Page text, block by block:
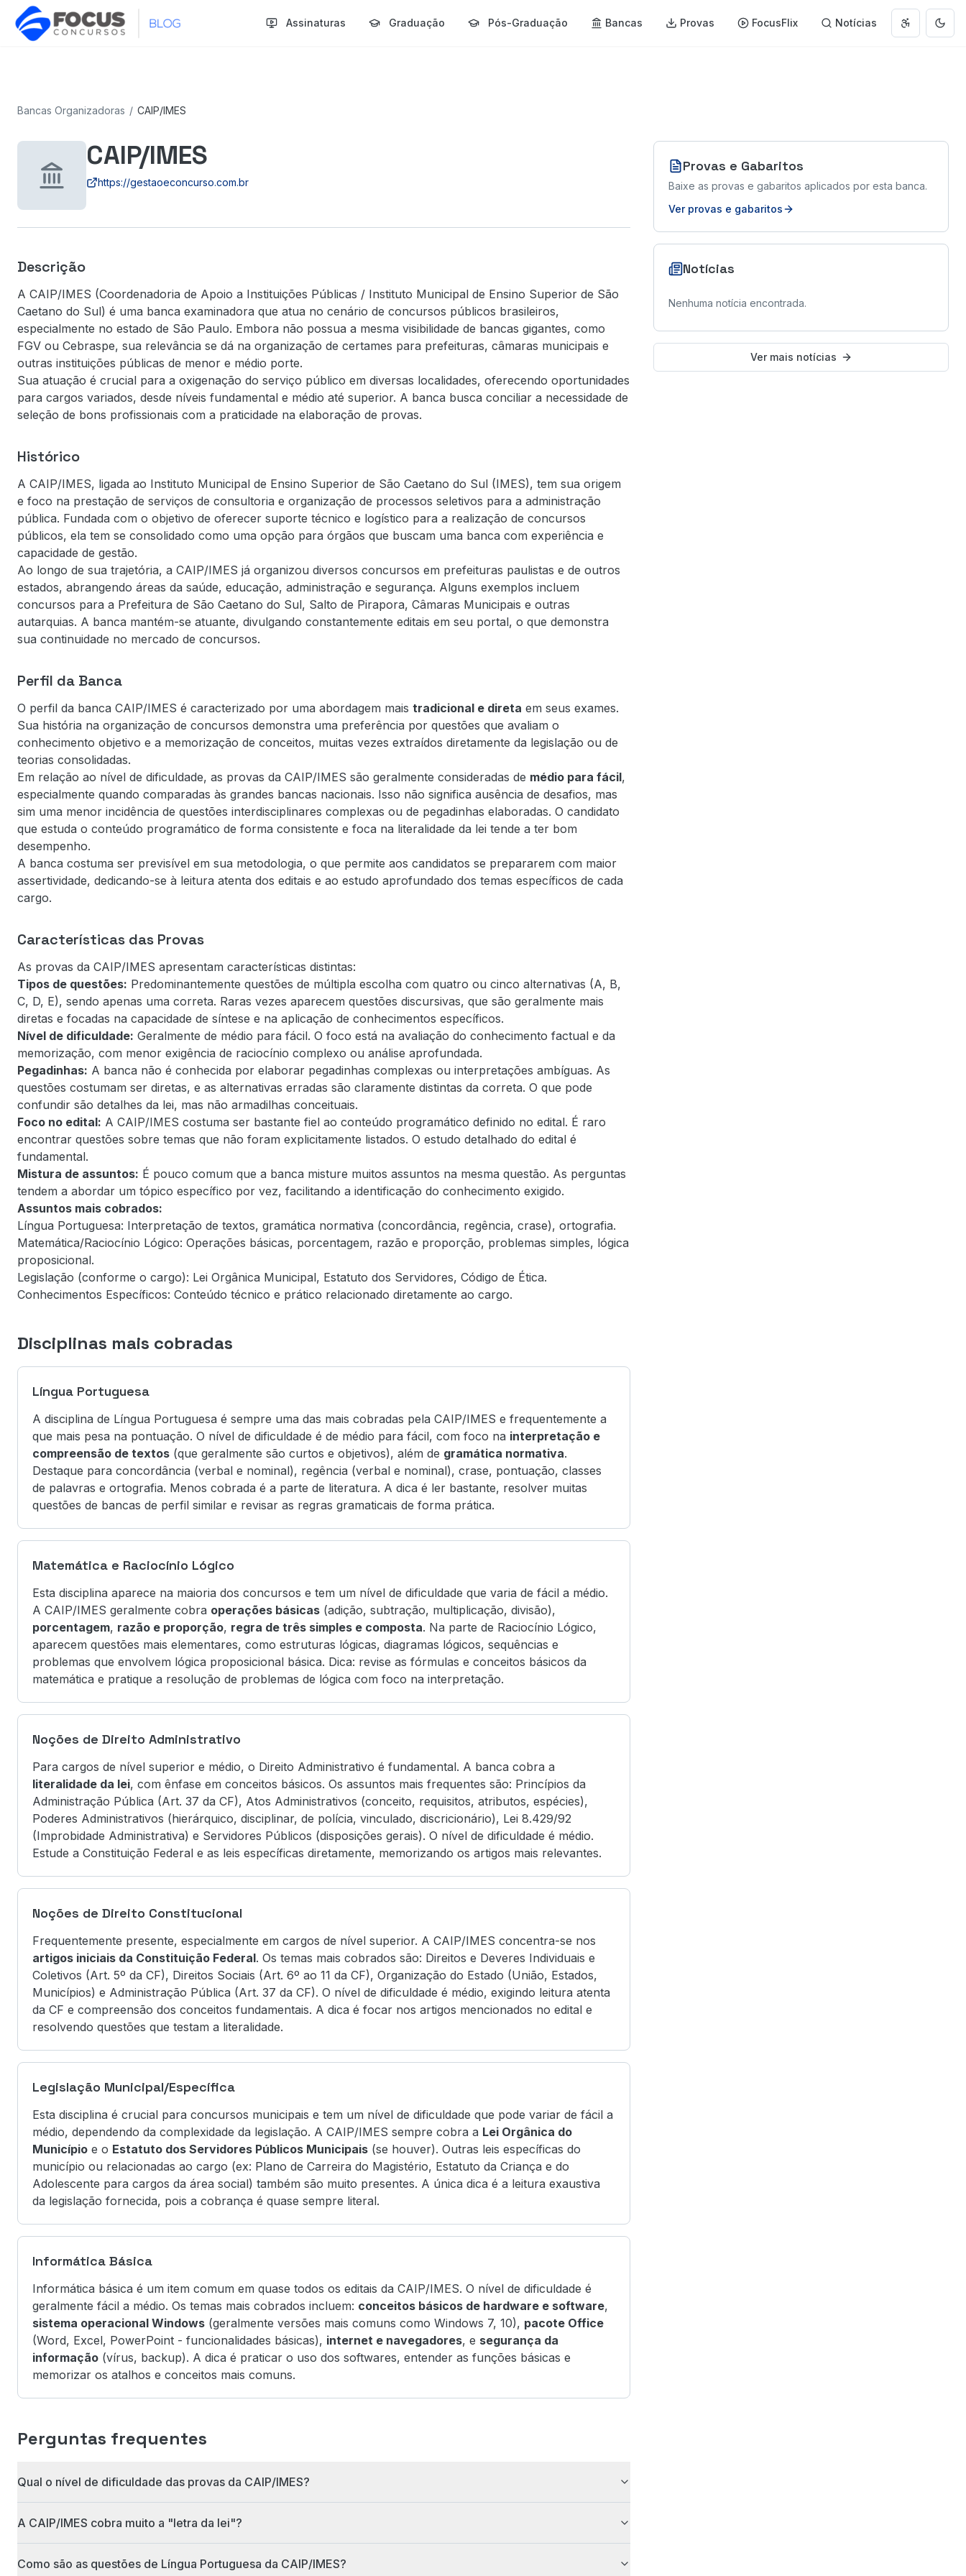
Assinaturas Graduação Pós-Graduação Bancas Provas FocusFlix Notícias Abrir menu
Bancas Organizadoras / CAIP/IMES
CAIP/IMES
https://gestaoeconcurso.com.br
Descrição
A CAIP/IMES (Coordenadoria de Apoio a Instituições Públicas / Instituto Municipal de Ensino Superior de São
Caetano do Sul) é uma banca examinadora que atua no cenário de concursos públicos brasileiros,
especialmente no estado de São Paulo. Embora não possua a mesma visibilidade de bancas gigantes, como
FGV ou Cebraspe, sua relevância se dá na organização de certames para prefeituras, câmaras municipais e
outras instituições públicas de menor e médio porte.
Sua atuação é crucial para a oxigenação do serviço público em diversas localidades, oferecendo oportunidades
para cargos variados, desde níveis fundamental e médio até superior. A banca busca conciliar a necessidade de
seleção de bons profissionais com a praticidade na elaboração de provas.
Histórico
A CAIP/IMES, ligada ao Instituto Municipal de Ensino Superior de São Caetano do Sul (IMES), tem sua origem
e foco na prestação de serviços de consultoria e organização de processos seletivos para a administração
pública. Fundada com o objetivo de oferecer suporte técnico e logístico para a realização de concursos
públicos, ela tem se consolidado como uma opção para órgãos que buscam uma banca com experiência e
capacidade de gestão.
Ao longo de sua trajetória, a CAIP/IMES já organizou diversos concursos em prefeituras paulistas e de outros
estados, abrangendo áreas da saúde, educação, administração e segurança. Alguns exemplos incluem
concursos para a Prefeitura de São Caetano do Sul, Salto de Pirapora, Câmaras Municipais e outras
autarquias. A banca mantém-se atuante, divulgando constantemente editais em seu portal, o que demonstra
sua continuidade no mercado de concursos.
Perfil da Banca
O perfil da banca CAIP/IMES é caracterizado por uma abordagem mais tradicional e direta em seus exames.
Sua história na organização de concursos demonstra uma preferência por questões que avaliam o
conhecimento objetivo e a memorização de conceitos, muitas vezes extraídos diretamente da legislação ou de
teorias consolidadas.
Em relação ao nível de dificuldade, as provas da CAIP/IMES são geralmente consideradas de médio para fácil,
especialmente quando comparadas às grandes bancas nacionais. Isso não significa ausência de desafios, mas
sim uma menor incidência de questões interdisciplinares complexas ou de pegadinhas elaboradas. O candidato
que estuda o conteúdo programático de forma consistente e foca na literalidade da lei tende a ter bom
desempenho.
A banca costuma ser previsível em sua metodologia, o que permite aos candidatos se prepararem com maior
assertividade, dedicando-se à leitura atenta dos editais e ao estudo aprofundado dos temas específicos de cada
cargo.
Características das Provas
As provas da CAIP/IMES apresentam características distintas:
Tipos de questões: Predominantemente questões de múltipla escolha com quatro ou cinco alternativas (A, B,
C, D, E), sendo apenas uma correta. Raras vezes aparecem questões discursivas, que são geralmente mais
diretas e focadas na capacidade de síntese e na aplicação de conhecimentos específicos.
Nível de dificuldade: Geralmente de médio para fácil. O foco está na avaliação do conhecimento factual e da
memorização, com menor exigência de raciocínio complexo ou análise aprofundada.
Pegadinhas: A banca não é conhecida por elaborar pegadinhas complexas ou interpretações ambíguas. As
questões costumam ser diretas, e as alternativas erradas são claramente distintas da correta. O que pode
confundir são detalhes da lei, mas não armadilhas conceituais.
Foco no edital: A CAIP/IMES costuma ser bastante fiel ao conteúdo programático definido no edital. É raro
encontrar questões sobre temas que não foram explicitamente listados. O estudo detalhado do edital é
fundamental.
Mistura de assuntos: É pouco comum que a banca misture muitos assuntos na mesma questão. As perguntas
tendem a abordar um tópico específico por vez, facilitando a identificação do conhecimento exigido.
Assuntos mais cobrados:
Língua Portuguesa: Interpretação de textos, gramática normativa (concordância, regência, crase), ortografia.
Matemática/Raciocínio Lógico: Operações básicas, porcentagem, razão e proporção, problemas simples, lógica
proposicional.
Legislação (conforme o cargo): Lei Orgânica Municipal, Estatuto dos Servidores, Código de Ética.
Conhecimentos Específicos: Conteúdo técnico e prático relacionado diretamente ao cargo.
Disciplinas mais cobradas
Língua Portuguesa
A disciplina de Língua Portuguesa é sempre uma das mais cobradas pela CAIP/IMES e frequentemente a
que mais pesa na pontuação. O nível de dificuldade é de médio para fácil, com foco na interpretação e
compreensão de textos (que geralmente são curtos e objetivos), além de gramática normativa.
Destaque para concordância (verbal e nominal), regência (verbal e nominal), crase, pontuação, classes
de palavras e ortografia. Menos cobrada é a parte de literatura. A dica é ler bastante, resolver muitas
questões de bancas de perfil similar e revisar as regras gramaticais de forma prática.
Matemática e Raciocínio Lógico
Esta disciplina aparece na maioria dos concursos e tem um nível de dificuldade que varia de fácil a médio.
A CAIP/IMES geralmente cobra operações básicas (adição, subtração, multiplicação, divisão),
porcentagem, razão e proporção, regra de três simples e composta. Na parte de Raciocínio Lógico,
aparecem questões mais elementares, como estruturas lógicas, diagramas lógicos, sequências e
problemas que envolvem lógica proposicional básica. Dica: revise as fórmulas e conceitos básicos da
matemática e pratique a resolução de problemas de lógica com foco na interpretação.
Noções de Direito Administrativo
Para cargos de nível superior e médio, o Direito Administrativo é fundamental. A banca cobra a
literalidade da lei, com ênfase em conceitos básicos. Os assuntos mais frequentes são: Princípios da
Administração Pública (Art. 37 da CF), Atos Administrativos (conceito, requisitos, atributos, espécies),
Poderes Administrativos (hierárquico, disciplinar, de polícia, vinculado, discricionário), Lei 8.429/92
(Improbidade Administrativa) e Servidores Públicos (disposições gerais). O nível de dificuldade é médio.
Estude a Constituição Federal e as leis específicas diretamente, memorizando os artigos mais relevantes.
Noções de Direito Constitucional
Frequentemente presente, especialmente em cargos de nível superior. A CAIP/IMES concentra-se nos
artigos iniciais da Constituição Federal. Os temas mais cobrados são: Direitos e Deveres Individuais e
Coletivos (Art. 5º da CF), Direitos Sociais (Art. 6º ao 11 da CF), Organização do Estado (União, Estados,
Municípios) e Administração Pública (Art. 37 da CF). O nível de dificuldade é médio, exigindo leitura atenta
da CF e compreensão dos conceitos fundamentais. A dica é focar nos artigos mencionados no edital e
resolvendo questões que testam a literalidade.
Legislação Municipal/Específica
Esta disciplina é crucial para concursos municipais e tem um nível de dificuldade que pode variar de fácil a
médio, dependendo da complexidade da legislação. A CAIP/IMES sempre cobra a Lei Orgânica do
Município e o Estatuto dos Servidores Públicos Municipais (se houver). Outras leis específicas do
município ou relacionadas ao cargo (ex: Plano de Carreira do Magistério, Estatuto da Criança e do
Adolescente para cargos da área social) também são muito presentes. A única dica é a leitura exaustiva
da legislação fornecida, pois a cobrança é quase sempre literal.
Informática Básica
Informática básica é um item comum em quase todos os editais da CAIP/IMES. O nível de dificuldade é
geralmente fácil a médio. Os temas mais cobrados incluem: conceitos básicos de hardware e software,
sistema operacional Windows (geralmente versões mais comuns como Windows 7, 10), pacote Office
(Word, Excel, PowerPoint - funcionalidades básicas), internet e navegadores, e segurança da
informação (vírus, backup). A dica é praticar o uso dos softwares, entender as funções básicas e
memorizar os atalhos e conceitos mais comuns.
Perguntas frequentes
Qual o nível de dificuldade das provas da CAIP/IMES?
A CAIP/IMES cobra muito a "letra da lei"?
Como são as questões de Língua Portuguesa da CAIP/IMES?
Provas e Gabaritos
Baixe as provas e gabaritos aplicados por esta banca.
Ver provas e gabaritos
Notícias
Nenhuma notícia encontrada.
Ver mais notícias